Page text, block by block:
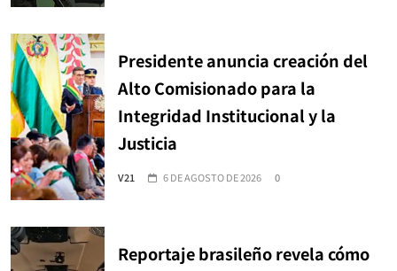
Presidente anuncia creación del
Alto Comisionado para la
Integridad Institucional y la
Justicia
V21 6 DE AGOSTO DE 2026 0
Reportaje brasileño revela cómo